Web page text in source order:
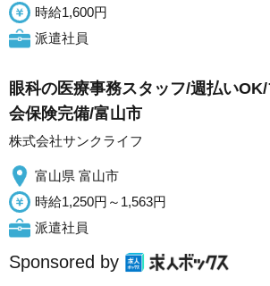
時給1,600円
派遣社員
眼科の医療事務スタッフ/週払い
会保険完備/富山市
株式会社サンクライフ
富山県 富山市
時給1,250円～1,563円
派遣社員
Sponsored by